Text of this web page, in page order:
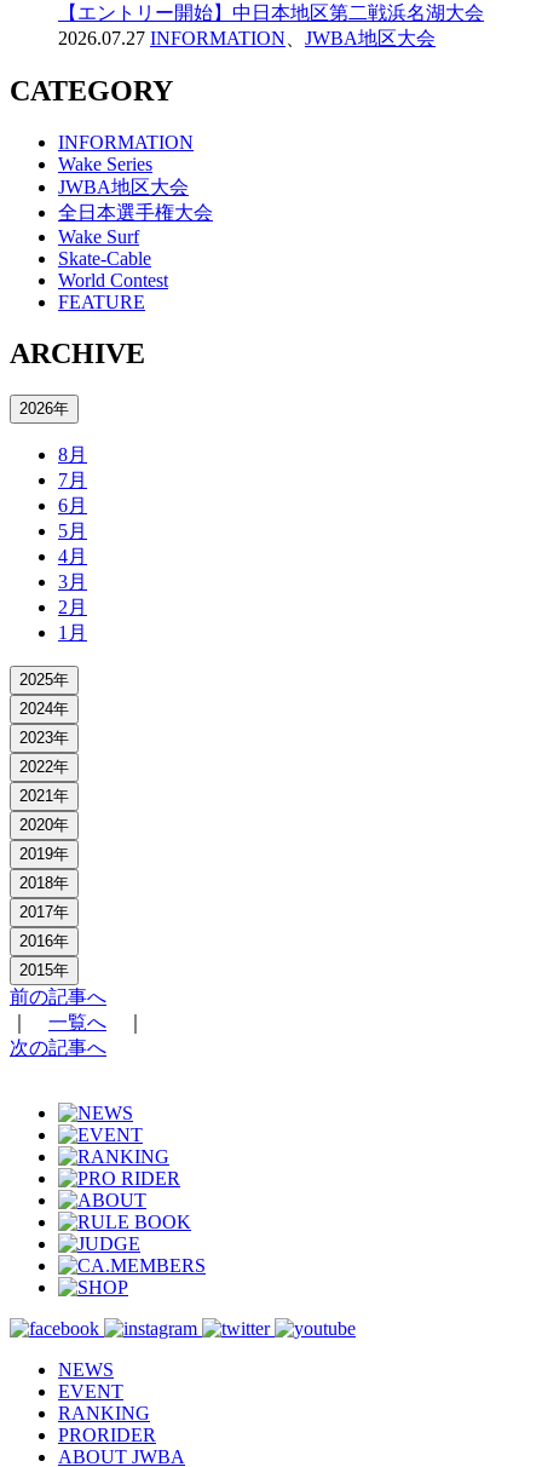
【エントリー開始】中日本地区第二戦浜名湖大会
2026.07.27 INFORMATION JWBA地区大会
CATEGORY
INFORMATION
Wake Series
JWBA地区大会
全日本選手権大会
Wake Surf
Skate-Cable
World Contest
FEATURE
ARCHIVE
2026年
8月
7月
6月
5月
4月
3月
2月
1月
2025年
2024年
2023年
2022年
2021年
2020年
2019年
2018年
2017年
2016年
2015年
前の記事へ
一覧へ
次の記事へ
NEWS
EVENT
RANKING
PRORIDER
ABOUT JWBA